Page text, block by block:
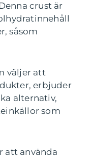
crust är
såsom
väljer att
erbjuder
alternativ,
som
att använda